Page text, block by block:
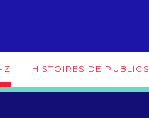
Z HISTOIRES DE PUBLICS